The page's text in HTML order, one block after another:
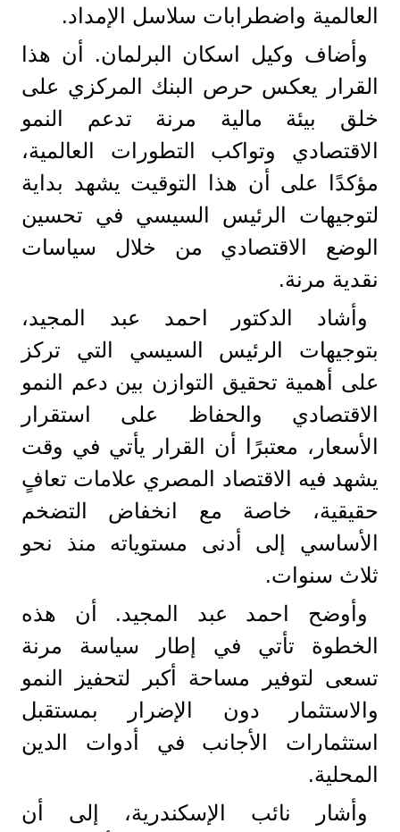
العالمية واضطرابات سلاسل الإمداد.
وأضاف وكيل اسكان البرلمان. أن هذا
القرار يعكس حرص البنك المركزي على
خلق بيئة مالية مرنة تدعم النمو
الاقتصادي وتواكب التطورات العالمية،
مؤكدًا على أن هذا التوقيت يشهد بداية
لتوجيهات الرئيس السيسي في تحسين
الوضع الاقتصادي من خلال سياسات
نقدية مرنة.
وأشاد الدكتور احمد عبد المجيد،
بتوجيهات الرئيس السيسي التي تركز
على أهمية تحقيق التوازن بين دعم النمو
الاقتصادي والحفاظ على استقرار
الأسعار، معتبرًا أن القرار يأتي في وقت
يشهد فيه الاقتصاد المصري علامات تعافٍ
حقيقية، خاصة مع انخفاض التضخم
الأساسي إلى أدنى مستوياته منذ نحو
ثلاث سنوات.
وأوضح احمد عبد المجيد. أن هذه
الخطوة تأتي في إطار سياسة مرنة
تسعى لتوفير مساحة أكبر لتحفيز النمو
والاستثمار دون الإضرار بمستقبل
استثمارات الأجانب في أدوات الدين
المحلية.
وأشار نائب الإسكندرية، إلى أن